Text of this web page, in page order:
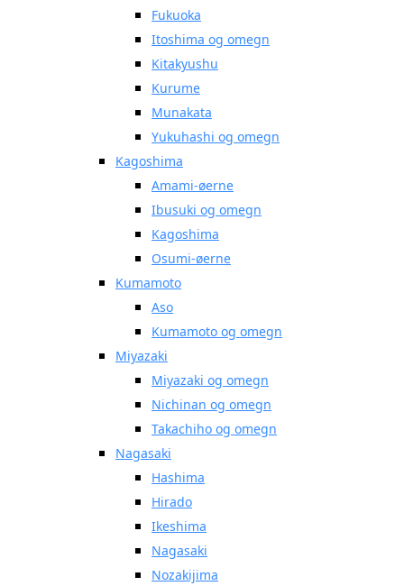
Fukuoka
Itoshima og omegn
Kitakyushu
Kurume
Munakata
Yukuhashi og omegn
Kagoshima
Amami-øerne
Ibusuki og omegn
Kagoshima
Osumi-øerne
Kumamoto
Aso
Kumamoto og omegn
Miyazaki
Miyazaki og omegn
Nichinan og omegn
Takachiho og omegn
Nagasaki
Hashima
Hirado
Ikeshima
Nagasaki
Nozakijima